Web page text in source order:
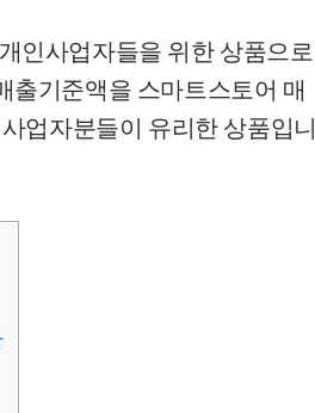
인사업자들을 위한 상품으로
출기준액을 스마트스토어 매
업자분들이 유리한 상품입니